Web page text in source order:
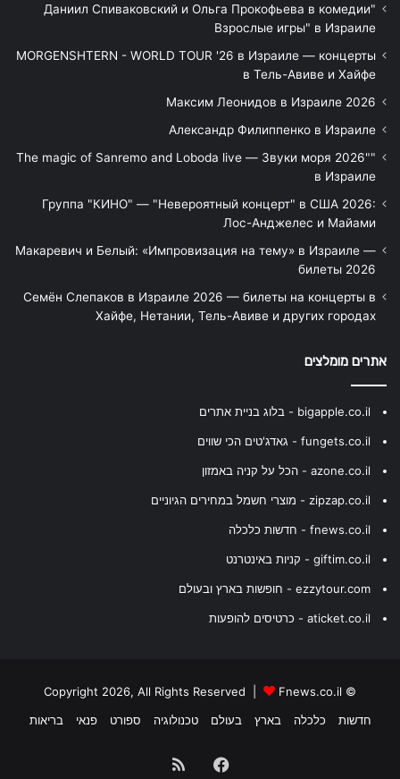
"Даниил Спиваковский и Ольга Прокофьева в комедии
Взрослые игры" в Израиле
MORGENSHTERN - WORLD TOUR '26 в Израиле — концерты
в Тель-Авиве и Хайфе
Максим Леонидов в Израиле 2026
Александр Филиппенко в Израиле
"The magic of Sanremo and Loboda live — Звуки моря 2026"
в Израиле
Группа "КИНО" — "Невероятный концерт" в США 2026:
Лос-Анджелес и Майами
Макаревич и Белый: «Импровизация на тему» в Израиле —
билеты 2026
Семён Слепаков в Израиле 2026 — билеты на концерты в
Хайфе, Нетании, Тель-Авиве и других городах
אתרים מומלצים
bigapple.co.il - בלוג בניית אתרים
fungets.co.il - גאדג'טים הכי שווים
azone.co.il - הכל על קניה באמזון
zipzap.co.il - מוצרי חשמל במחירים הגיוניים
fnews.co.il - חדשות כלכלה
giftim.co.il - קניות באינטרנט
ezzytour.com - חופשות בארץ ובעולם
aticket.co.il - כרטיסים להופעות
© Copyright 2026, All Rights Reserved |
Fnews.co.il
חדשות
כלכלה בארץ בעולם טכנולוגיה ספורט פנאי בריאות
Facebook